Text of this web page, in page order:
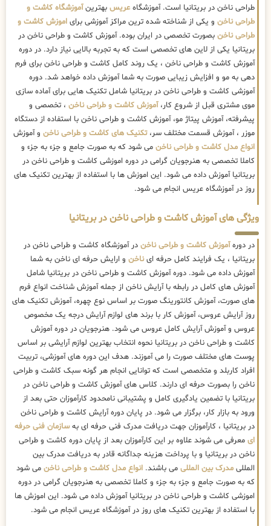
طراحی ناخن در بریتانیا است. آموزشگاه عریس بهترینآموزشگاه کاشت و
طراحی ناخن و یکی از شناخته شده ترین مراکز آموزشی برای اموزش کاشت و
طراحی ناخن بصورت تخصصی در ایران بوده. آموزش کاشت و طراحی ناخن در
بریتانیا یکی از لاین های تخصصی است که به تجربه بالایی نیاز دارد. در دوره
آموزش کاشت و طراحی ناخن ، یک روند کامل کاشت و طراحی ناخن برای فرم
دهی به مو و افزایش زیبایی صورت به شما آموزش داده خواهد شد. دوره
آموزشی کاشت و طراحی ناخن در بریتانیا شامل تکنیک هایی برای آماده سازی
موی مشتری قبل از شروع کار،آموزش کاشت و طراحی ناخن ، تخصصی و
پیشرفته، آموزش پیتاژ مو، آموزش کاشت و طراحی ناخن با استفاده از دستگاه
موزر ، آموزش قسمت مختلف سر،تکنیک های کاشت و طراحی ناخن و آموزش
انواع مدل کاشت و طراحی ناخن می شود که به صورت جامع و جزء به جزء و
کاملا تخصصی به هنرجویان گرامی در دوره اموزشی کاشت و طراحی ناخن در
بریتانیا آموزش داده می شود. این اموزش ها با استفاده از بهترین تکنیک های
روز در آموزشگاه عریس انجام می شود.
ویژگی های آموزش کاشت و طراحی ناخن در بریتانیا
در دورهآموزش کاشت و طراحی ناخن در آموزشگاه کاشت و طراحی ناخن در
بریتانیا ، یک فرایند کامل حرفه ایناخن و ارایش حرفه ای ناخن به شما
آموزش داده می شود. دوره آموزش کاشت و طراحی ناخن در بریتانیا شامل
آموزش های کامل در رابطه با آرایش ناخن از جمله آموزش شناخت انواع فرم
های صورت، آموزش کانتورینگ صورت بر اساس نوع چهره، آموزش تکنیک های
روز آرایش عروس، آموزش کار با برند های لوازم آرایش درجه یک مخصوص
عروس و آموزش آرایش کامل عروس می شود. هنرجویان در دوره آموزش
کاشت و طراحی ناخن در بریتانیا نحوه انتخاب بهترین لوازم آرایشی بر اساس
پوست های مختلف صورت را می آموزند. هدف این دوره های آموزشی، تربیت
افراد کاربلد و متخصصی است که توانایی انجام هر گونه سبک کاشت و طراحی
ناخن را بصورت حرفه ای دارند. کلاس های آموزش کاشت و طراحی ناخن در
بریتانیا با تضمین یادگیری کامل و پشتیبانی نامحدود کارآموزان حتی بعد از
ورود به بازار کار، برگزار می شود. در پایان دوره آرایش کاشت و طراحی ناخن
در بریتانیا ، کارآموزان جهت دریافت مدرک فنی حرفه ای بهسازمان فنی حرفه
ای معرفی می شوند علاوه بر این کارآموزان بعد از پایان دوره کاشت و طراحی
ناخن در بریتانیا و با پرداخت هزینه جداگانه قادر به دریافت مدرک بین
المللی مدرک بین المللی می باشند. انواع مدل کاشت و طراحی ناخن می شود
که به صورت جامع و جزء به جزء و کاملا تخصصی به هنرجویان گرامی در دوره
اموزشی کاشت و طراحی ناخن در بریتانیا آموزش داده می شود. این اموزش ها
با استفاده از بهترین تکنیک های روز در آموزشگاه عریس انجام می شود.